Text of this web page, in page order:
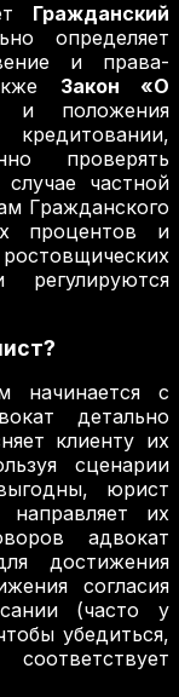
Гражданский
определяет
и права-
Закон «О
и положения
проверять
частной
Гражданского
процентов и
регулируются
начинается с
детально
клиенту их
сценарии
юрист
направляет их
адвокат
достижения
согласия
(часто у
убедиться,